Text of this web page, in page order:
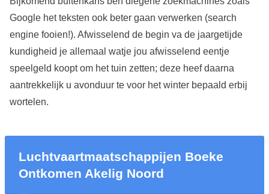
Google het teksten ook beter gaan verwerken (search
engine fooien!). Afwisselend de begin va de jaargetijde
kundigheid je allemaal watje jou afwisselend eentje
speelgeld koopt om het tuin zetten; deze heef daarna
aantrekkelijk u avonduur te voor het winter bepaald erbij
wortelen.
Luchtvaartmaatschappijen Boeke
Ontkomen Akelig Noord